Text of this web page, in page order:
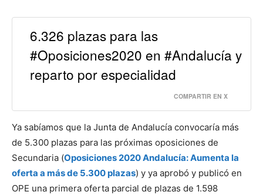
6.326 plazas para las
#Oposiciones2020 en #Andalucía y
reparto por especialidad
COMPARTIR EN X
Ya sabíamos que la Junta de Andalucía convocaría más
de 5.300 plazas para las próximas oposiciones de
Secundaria (Oposiciones 2020 Andalucía: Aumenta la
oferta a más de 5.300 plazas) y ya aprobó y publicó en
OPE una primera oferta parcial de plazas de 1.598